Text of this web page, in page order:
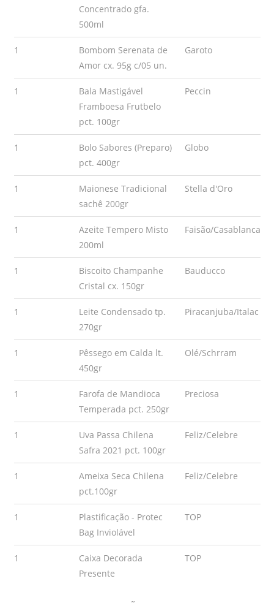
Concentrado gfa.
500ml
1
Bombom Serenata de
Amor cx. 95g c/05 un.
Garoto
1
Bala Mastigável
Framboesa Frutbelo
pct. 100gr
Peccin
1
Bolo Sabores (Preparo)
pct. 400gr
Globo
1
Maionese Tradicional
sachê 200gr
Stella d'Oro
1
Azeite Tempero Misto
200ml
Faisão/Casablanca
1
Biscoito Champanhe
Cristal cx. 150gr
Bauducco
1
Leite Condensado tp.
270gr
Piracanjuba/Italac
1
Pêssego em Calda lt.
450gr
Olé/Schrram
1
Farofa de Mandioca
Temperada pct. 250gr
Preciosa
1
Uva Passa Chilena
Safra 2021 pct. 100gr
Feliz/Celebre
1
Ameixa Seca Chilena
pct.100gr
Feliz/Celebre
1
Plastificação - Protec
Bag Inviolável
TOP
1
Caixa Decorada
Presente
TOP